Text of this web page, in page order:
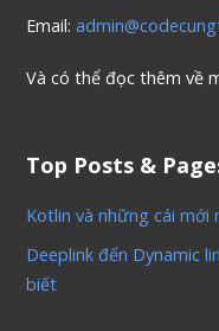
Email:
Và có thể đọc thêm về
Top Posts &
Kotlin và những cái mới
Deeplink đến Dynamic
biết